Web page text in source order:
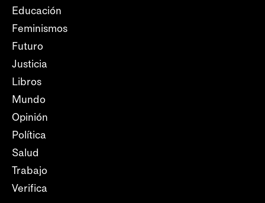
Educación
Feminismos
Futuro
Justicia
Libros
Mundo
Opinión
Política
Salud
Trabajo
Verifica